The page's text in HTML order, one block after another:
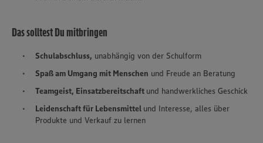
Das solltest Du mitbringen
Schulabschluss, unabhängig von der Schulform
Spaß am Umgang mit Menschen und Freude an Beratung
Teamgeist, Einsatzbereitschaft und handwerkliches Geschick
Leidenschaft für Lebensmittel und Interesse, alles über
Produkte und Verkauf zu lernen